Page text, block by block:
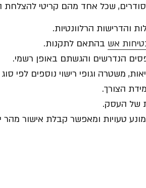
שכל אחד מהם קריטי להצלחת
והדרישות הרלוונטיות.
אש בהתאם לתקנות.
הנדרשים והגשתם באופן רשמי.
משטרה וגופי רישוי נוספים לפי
הצורך.
של העסק.
מונע טעויות ומאפשר קבלת אישור מהר